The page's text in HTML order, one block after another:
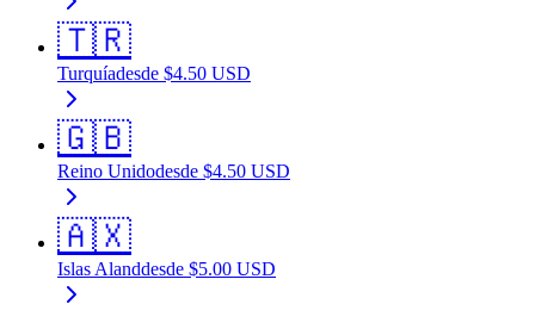
🇹🇷
Turquíadesde $4.50 USD
🇬🇧
Reino Unidodesde $4.50 USD
🇦🇽
Islas Alanddesde $5.00 USD